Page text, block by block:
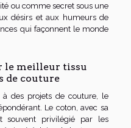
ou comme secret sous une
désirs et aux humeurs de
qui façonnent le monde
le meilleur tissu
de couture
des projets de couture, le
Le coton, avec sa
souvent privilégié par les